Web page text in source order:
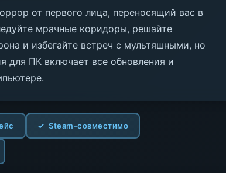
от первого лица, переносящий вас в
мрачные коридоры, решайте
и избегайте встреч с мультяшными, но
для ПК включает все обновления и
Steam-совместимо